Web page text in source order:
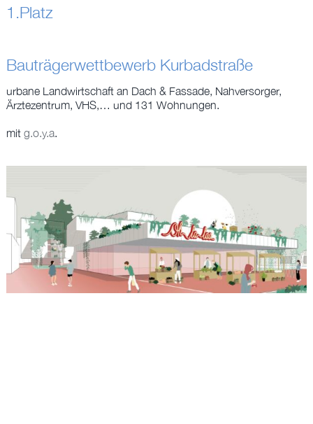
KONZEPTE
SAMMELKARTEN
BÜRO
1.Platz
Bauträgerwettbewerb Kurbadstraße
urbane Landwirtschaft an Dach & Fassade, Nahversorger,
Ärztezentrum, VHS,… und 131 Wohnungen.
mit g.o.y.a.